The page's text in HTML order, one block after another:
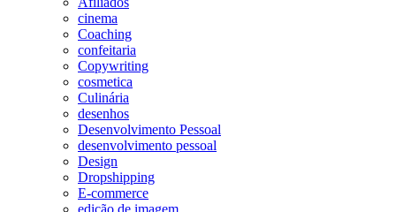
cinema
Coaching
confeitaria
Copywriting
cosmetica
Culinária
desenhos
Desenvolvimento Pessoal
desenvolvimento pessoal
Design
Dropshipping
E-commerce